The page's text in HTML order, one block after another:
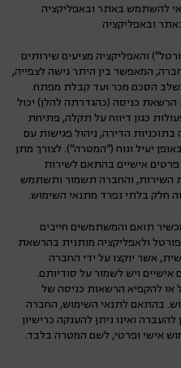
להשתמש באתר ובאפליקציה
ובאפליקציה
והאפליקציה מציעים שירותים
המאפשר בין היתר גישה לצפייה,
הסכם מכר ועד קבלת מפתח.
כניסה (כהגדרתה להלן) יכול
כגון דיווח על תקלה, פתיחת
הדירה, ניהול פגישות עם
יעיל ונוח (“המטרה“). לצורך מתן
אישיים בהתאם לשירות
השירות, והחברה תשמור ותשתמש
חלק בלתי נפרד מתנאי השימוש.
תואם והמשתמשים חייבים
ולאפליקציה מותנית בהרשאת
אשר יוקצו על ידי החברה
ויש לשמור על סודיותם.
להקפיא הרשאות כניסה של
בהתאם לתנאי השימוש, החברה
ואינו ניתן להענקה כרישיון
אישי ופרטי, לשם המטרה בלבד.